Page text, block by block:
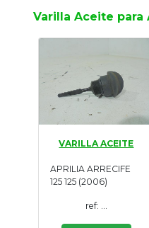
Campa
Nuevos
Motores
Usados
Tasaciones
Formulario
Varilla Aceite para
VARILLA ACEITE
APRILIA ARRECIFE
125 125 (2006)
ref: ...